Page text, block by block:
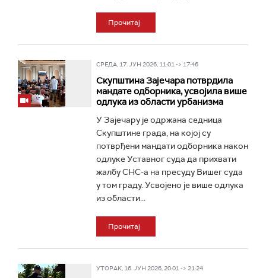
Прочитај
СРЕДА, 17. ЈУН 2026, 11:01 -> 17:46
Скупштина Зајечара потврдила
мандате одборника, усвојила више
одлука из области урбанизма
У Зајечару је одржана седница
Скупштине града, на којој су
потврђени мандати одборника након
одлуке Уставног суда да прихвати
жалбу СНС-а на пресуду Вишег суда
у том граду. Усвојено је више одлука
из области...
Прочитај
УТОРАК, 16. ЈУН 2026, 20:01 -> 21:24